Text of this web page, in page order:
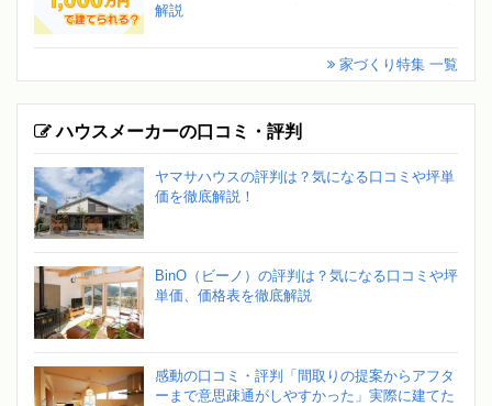
解説
家づくり特集 一覧
ハウスメーカーの口コミ・評判
ヤマサハウスの評判は？気になる口コミや坪単
価を徹底解説！
BinO（ビーノ）の評判は？気になる口コミや坪
単価、価格表を徹底解説
感動の口コミ・評判「間取りの提案からアフタ
ーまで意思疎通がしやすかった」実際に建てた